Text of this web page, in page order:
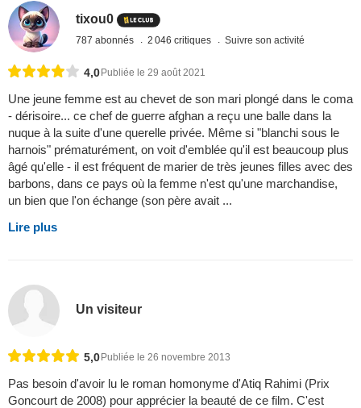
tixou0
787 abonnés 2 046 critiques Suivre son activité
4,0 Publiée le 29 août 2021
Une jeune femme est au chevet de son mari plongé dans le coma
- dérisoire... ce chef de guerre afghan a reçu une balle dans la
nuque à la suite d'une querelle privée. Même si "blanchi sous le
harnois" prématurément, on voit d'emblée qu'il est beaucoup plus
âgé qu'elle - il est fréquent de marier de très jeunes filles avec des
barbons, dans ce pays où la femme n'est qu'une marchandise,
un bien que l'on échange (son père avait ...
Lire plus
Un visiteur
5,0Publiée le 26 novembre 2013
Pas besoin d'avoir lu le roman homonyme d'Atiq Rahimi (Prix
Goncourt de 2008) pour apprécier la beauté de ce film. C'est